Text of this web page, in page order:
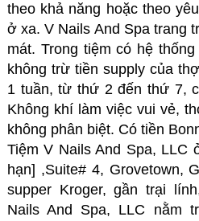
theo khả năng hoặc theo
ở xa. V Nails And Spa trang
mát. Trong tiệm có hệ
không trừ tiền supply của
1 tuần, từ thứ 2 đến thứ 7,
Không khí làm việc vui vẻ,
không phân biệt. Có tiền
Tiệm V Nails And Spa, LLC
hạn] ,Suite# 4, Grovetown,
supper Kroger, gần trại
Nails And Spa, LLC nằm